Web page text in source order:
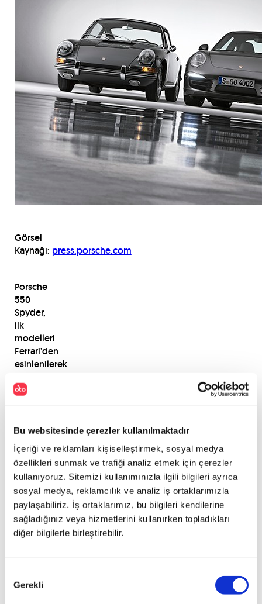
Bu websitesinde çerezler kullanılmaktadır
İçeriği ve reklamları kişiselleştirmek, sosyal medya
özellikleri sunmak ve trafiği analiz etmek için çerezler
kullanıyoruz. Sitemizi kullanımınızla ilgili bilgileri ayrıca
sosyal medya, reklamcılık ve analiz iş ortaklarımızla
paylaşabiliriz. İş ortaklarımız, bu bilgileri kendilerine
sağladığınız veya hizmetlerini kullanırken topladıkları
diğer bilgilerle birleştirebilir.
Seçimi
Gerekli
Görsel
Kaynağı: press.porsche.com
Porsche
550
Spyder,
ilk
modelleri
Ferrari’den
esinlenilerek
ile
arasında
üretilen
Shelby’ye
olan
benzerliğiyle
dikkat
çekti.
1963
için